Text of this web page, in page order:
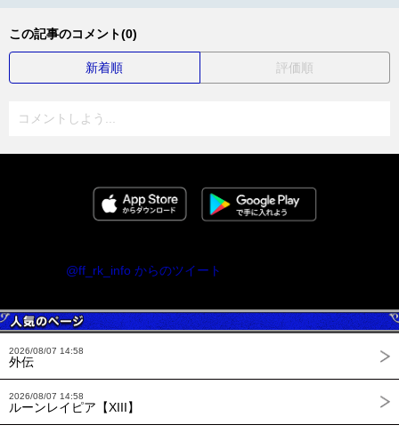
この記事のコメント(0)
新着順 評価順
コメントしよう...
@ff_rk_info からのツイート
2026/08/07 14:58
外伝
2026/08/07 14:58
ルーンレイピア【XIII】